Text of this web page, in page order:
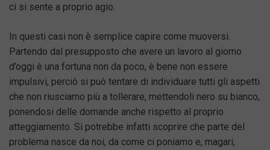
ci si sente a proprio agio.
In questi casi non è semplice capire come muoversi.
Partendo dal presupposto che avere un lavoro al giorno
d’oggi è una fortuna non da poco, è bene non essere
impulsivi, perciò si può tentare di individuare tutti gli aspetti
che non riusciamo più a tollerare, mettendoli nero su bianco,
ponendosi delle domande anche rispetto al proprio
atteggiamento. Si potrebbe infatti scoprire che parte del
problema nasce da noi, da come ci poniamo e, magari,